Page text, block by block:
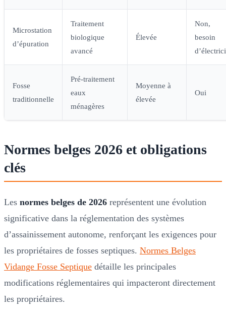
Microstation
d’épuration
Traitement
biologique
avancé
Élevée
Non,
besoin
Fosse
traditionnelle
Pré-traitement
eaux
ménagères
Moyenne à
élevée
Oui
Normes belges 2026 et obligations
clés
Les normes belges de 2026 représentent une évolution
significative dans la réglementation des systèmes
d’assainissement autonome, renforçant les exigences pour
les propriétaires de fosses septiques. Normes Belges
Vidange Fosse Septique détaille les principales
modifications réglementaires qui impacteront directement
les propriétaires.